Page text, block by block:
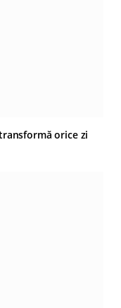
orice zi